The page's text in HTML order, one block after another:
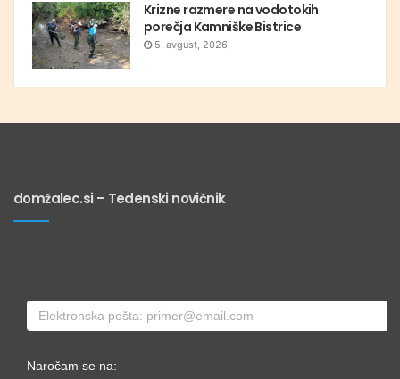
Krizne razmere na vodotokih
porečja Kamniške Bistrice
5. avgust, 2026
domžalec.si – Tedenski novičnik
Naročam se na: